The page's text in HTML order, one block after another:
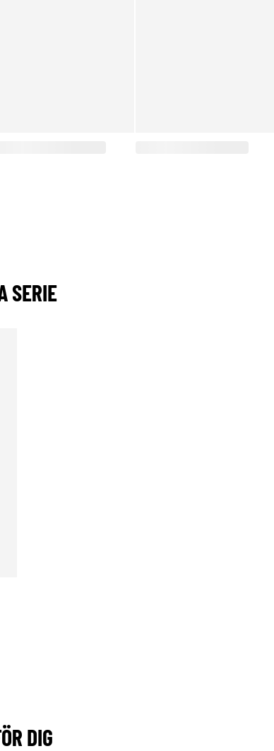
SERIE
DIG